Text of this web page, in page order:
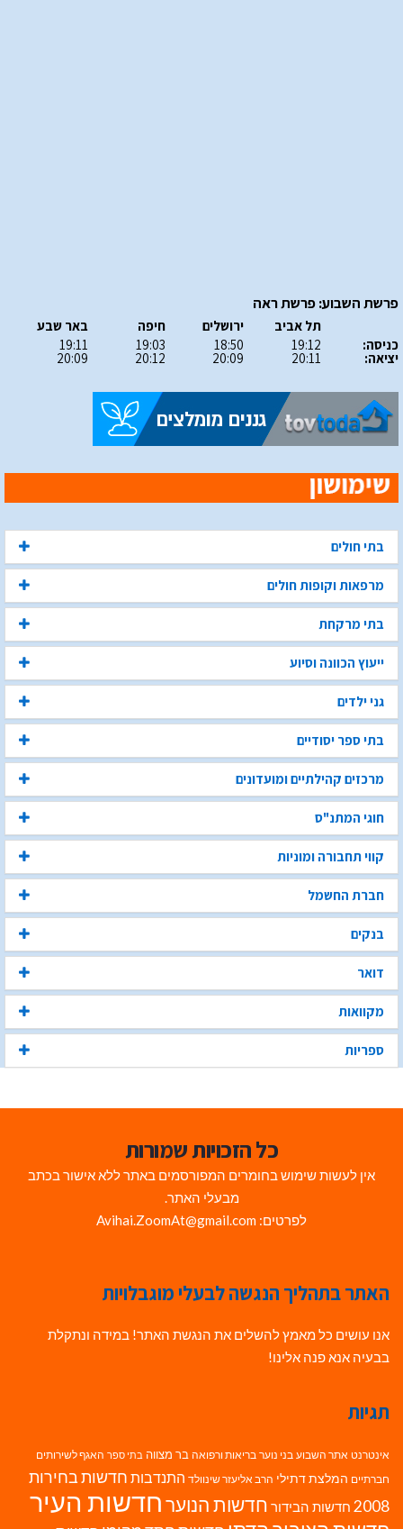
פרשת השבוע: פרשת ראה
כניסה:
יציאה:
תל אביב
19:12
20:11
ירושלים
18:50
20:09
חיפה
19:03
20:12
באר שבע
19:11
20:09
בתי חולים
מרפאות וקופות חולים
בתי מרקחת
ייעוץ הכוונה וסיוע
גני ילדים
בתי ספר יסודיים
מרכזים קהילתיים ומועדונים
חוגי המתנ"ס
קווי תחבורה ומוניות
חברת החשמל
בנקים
דואר
מקוואות
ספריות
כל הזכויות שמורות
אין לעשות שימוש בחומרים המפורסמים באתר ללא אישור בכתב
מבעלי האתר.
לפרטים: Avihai.ZoomAt@gmail.com
האתר בתהליך הנגשה לבעלי מוגבלויות
אנו עושים כל מאמץ להשלים את הנגשת האתר! במידה ונתקלת
בבעיה אנא פנה אלינו!
תגיות
אינטרנט אתר השבוע בני נוער בריאות ורפואה בר מצווה בתי ספר האגף לשירותים
חברתיים המלצת דתילי הרב אליעזר שינוולד התנדבות חדשות בחירות
2008 חדשות הבידור חדשות הנוערחדשות העיר